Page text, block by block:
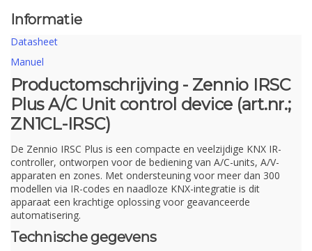
Informatie
Datasheet
Manuel
Productomschrijving - Zennio IRSC
Plus A/C Unit control device (art.nr.;
ZN1CL-IRSC)
De Zennio IRSC Plus is een compacte en veelzijdige KNX IR-
controller, ontworpen voor de bediening van A/C-units, A/V-
apparaten en zones. Met ondersteuning voor meer dan 300
modellen via IR-codes en naadloze KNX-integratie is dit
apparaat een krachtige oplossing voor geavanceerde
automatisering.
Technische gegevens